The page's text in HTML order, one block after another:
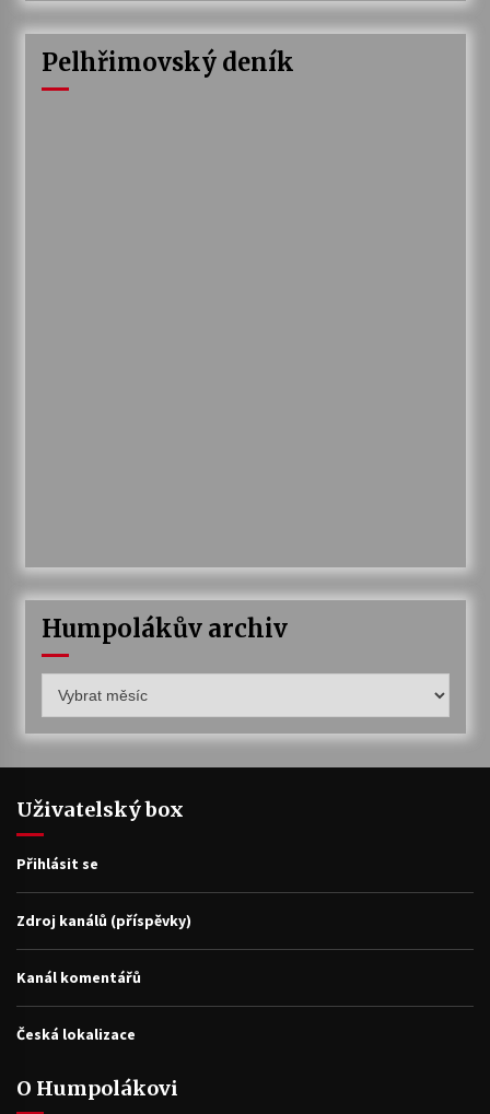
Pelhřimovský deník
Humpolákův archiv
archiv
Uživatelský box
Přihlásit se
Zdroj kanálů (příspěvky)
Kanál komentářů
Česká lokalizace
O Humpolákovi